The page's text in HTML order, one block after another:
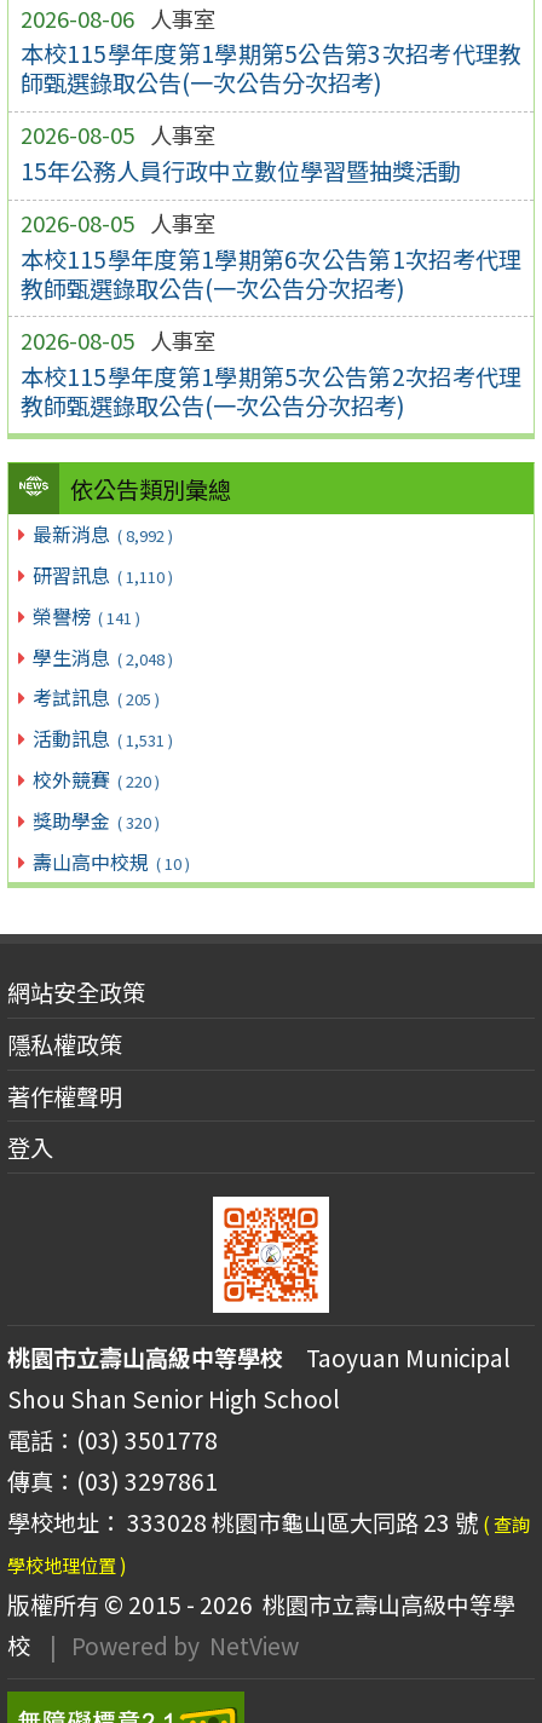
2026-08-06 人事室
本校115學年度第1學期第5公告第3次招考代理教
師甄選錄取公告(一次公告分次招考)
2026-08-05 人事室
15年公務人員行政中立數位學習暨抽獎活動
2026-08-05 人事室
本校115學年度第1學期第6次公告第1次招考代理
教師甄選錄取公告(一次公告分次招考)
2026-08-05 人事室
本校115學年度第1學期第5次公告第2次招考代理
教師甄選錄取公告(一次公告分次招考)
依公告類別彙總
最新消息 ( 8,992 )
研習訊息 ( 1,110 )
榮譽榜 ( 141 )
學生消息 ( 2,048 )
考試訊息 ( 205 )
活動訊息 ( 1,531 )
校外競賽 ( 220 )
獎助學金 ( 320 )
壽山高中校規 ( 10 )
網站安全政策
隱私權政策
著作權聲明
登入
桃園市立壽山高級中等學校 Taoyuan Municipal
Shou Shan Senior High School
電話：(03) 3501778
傳真：(03) 3297861
學校地址： 333028 桃園市龜山區大同路 23 號 ( 查詢
學校地理位置 )
版權所有 © 2015 - 2026 桃園市立壽山高級中等學
校
| Powered by NetView